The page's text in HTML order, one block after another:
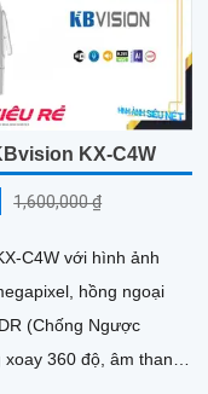
KX-C4W
1,600,000 ₫
C4W với hình ảnh
hồng ngoại
(Chống Ngược